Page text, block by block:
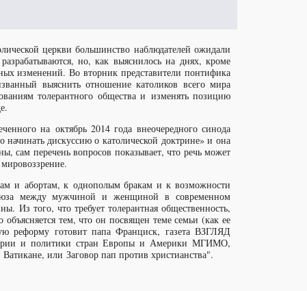
церкви большинство наблюдателей ожидали
но, как выяснилось на днях, кроме
изменений. Во вторник представители понтифика
выяснить отношение католиков всего мира
толерантного общества и изменять позицию
на октябрь 2014 года внеочередного синода
дискуссию о католической доктрине» и она
сам перечень вопросов показывает, что речь может
и абортам, к однополым бракам и к возможности
между мужчиной и женщиной в современном
Из того, что требует толерантная общественность,
тем, что он посвящен теме семьи (как ее
реформу готовит папа Франциск, газета ВЗГЛЯД
и политики стран Европы и Америки МГИМО,
или Заговор пап против христианства".